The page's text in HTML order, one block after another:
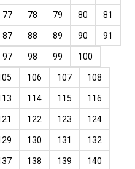
77 78 79 80 81
87 88 89 90 91
97 98 99 100
106 107 108
114 115 116
122 123 124
130 131 132
138 139 140